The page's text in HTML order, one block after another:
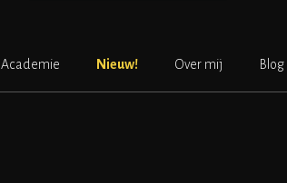
Academie Nieuw! Over mij Blog